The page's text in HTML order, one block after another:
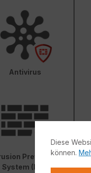
Antivirus
Prevention
System (IPS)
Diese
können.